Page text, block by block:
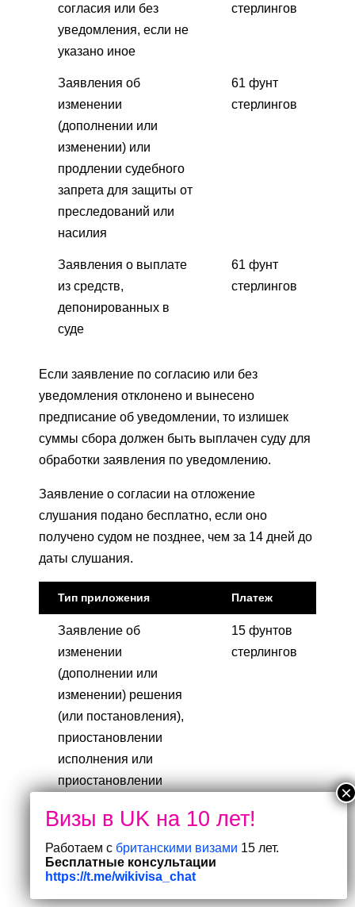
согласия или без
уведомления, если не
указано иное
стерлингов
Заявления об
изменении
(дополнении или
изменении) или
продлении судебного
запрета для защиты от
преследований или
насилия
61 фунт
стерлингов
Заявления о выплате
из средств,
депонированных в
суде
61 фунт
стерлингов
Если заявление по согласию или без
уведомления отклонено и вынесено
предписание об уведомлении, то излишек
суммы сбора должен быть выплачен суду для
обработки заявления по уведомлению.
Заявление о согласии на отложение
слушания подано бесплатно, если оно
получено судом не позднее, чем за 14 дней до
даты слушания.
Тип приложения Платеж
Заявление об
изменении
(дополнении или
изменении) решения
(или постановления),
приостановлении
исполнения или
приостановлении
владение или
приостановлении
действия приказа
Высокого суда
15 фунтов
стерлингов
Работаем с британскими визами 15 лет.
Бесплатные консультации
https://t.me/wikivisa_chat